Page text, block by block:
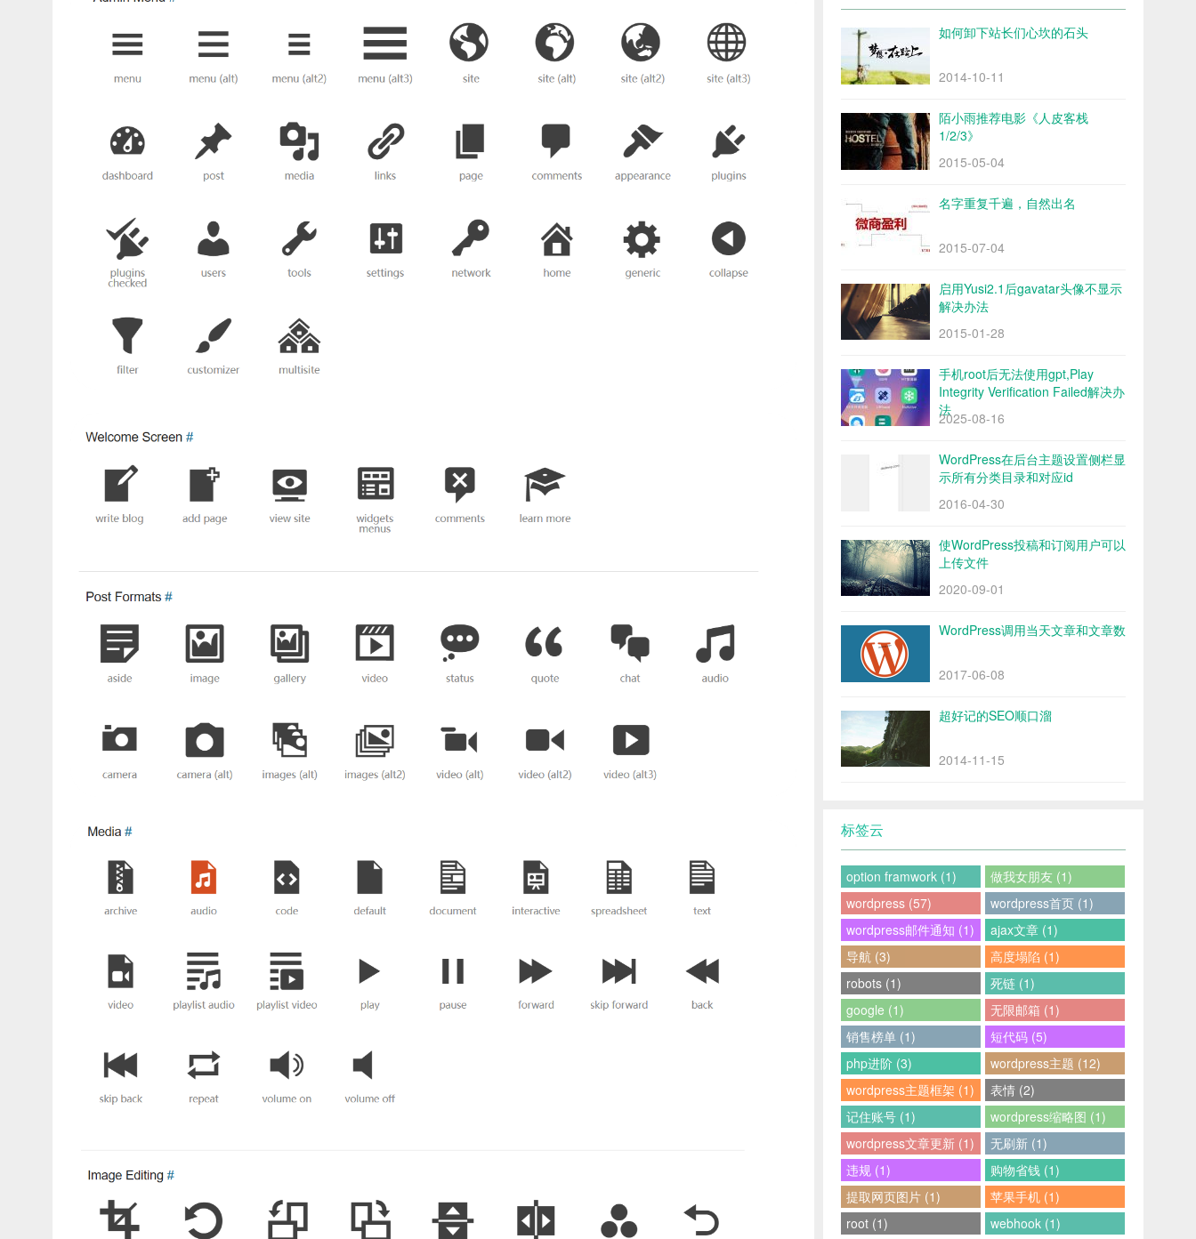
如何卸下站长们心坎的石头
2014-10-11
陌小雨推荐电影《人皮客栈
1/2/3》
2015-05-04
名字重复千遍，自然出名
2015-07-04
启用Yusi2.1后gavatar头像不显示
解决办法
2015-01-28
手机root后无法使用gpt,Play
Integrity Verification Failed解决办
法
2025-08-16
WordPress在后台主题设置侧栏显
示所有分类目录和对应id
2016-04-30
使WordPress投稿和订阅用户可以
上传文件
2020-09-01
WordPress调用当天文章和文章数
2017-06-08
超好记的SEO顺口溜
2014-11-15
标签云
option framwork (1)
做我女朋友 (1)
wordpress (57)
wordpress首页 (1)
wordpress邮件通知 (1)
ajax文章 (1)
导航 (3)
高度塌陷 (1)
robots (1)
死链 (1)
google (1)
无限邮箱 (1)
销售榜单 (1)
短代码 (5)
php进阶 (3)
wordpress主题 (12)
wordpress主题框架 (1)
表情 (2)
记住账号 (1)
wordpress缩略图 (1)
wordpress文章更新 (1)
无刷新 (1)
违规 (1)
购物省钱 (1)
提取网页图片 (1)
苹果手机 (1)
root (1)
webhook (1)